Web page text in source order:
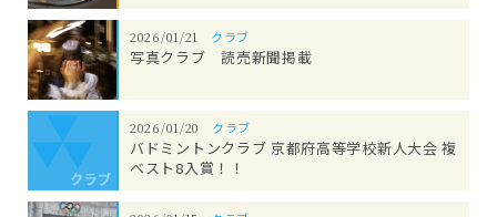
2026/01/21 クラブ
写真クラブ 読売新聞掲載
2026/01/20 クラブ
バドミントンクラブ 京都府高等学校新人大会 複
ベスト8入賞！！